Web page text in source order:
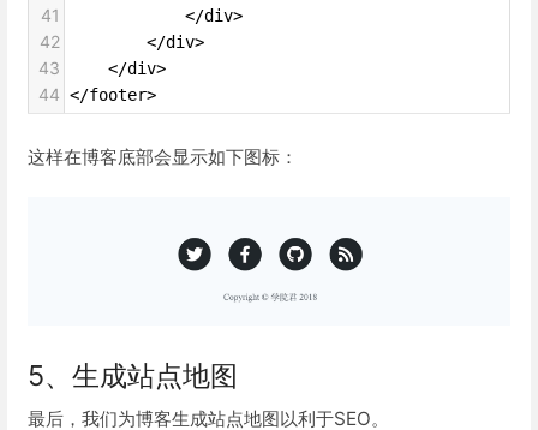
41
            </div>
42
        </div>
43
    </div>
44 </footer>
这样在博客底部会显示如下图标：
5、生成站点地图
最后，我们为博客生成站点地图以利于SEO。